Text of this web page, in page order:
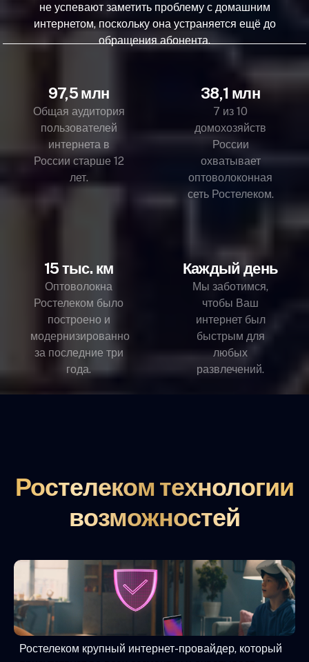
не успевают заметить проблему с домашним
интернетом, поскольку она устраняется ещё до
обращения абонента.
97,5 млн
Общая аудитория
пользователей
интернета в
России старше 12
лет.
38,1 млн
7 из 10
домохозяйств
России
охватывает
оптоволоконная
сеть Ростелеком.
15 тыс. км
Оптоволокна
Ростелеком было
построено и
модернизированно
за последние три
года.
Каждый день
Мы заботимся,
чтобы Ваш
интернет был
быстрым для
любых
развлечений.
Ростелеком технологии
возможностей
Ростелеком крупный интернет-провайдер, который